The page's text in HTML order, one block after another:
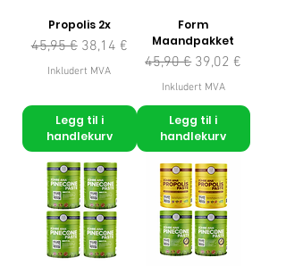
Propolis 2x
Vanlig pris
45,95 € Salgspris
38,14 €
Inkludert MVA
Legg til i
handlekurv
Form
Maandpakket
Vanlig pris
45,90 € Salgspris
39,02 €
Inkludert MVA
Legg til i
handlekurv